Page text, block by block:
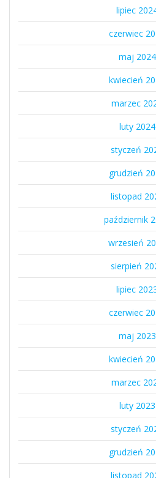
lipiec
czerwiec
maj 2024
kwiecień
marzec
luty 2024
styczeń
grudzień
listopad
październik
wrzesień
sierpień
lipiec
czerwiec
maj 2023
kwiecień
marzec
luty 2023
styczeń
grudzień
listopad